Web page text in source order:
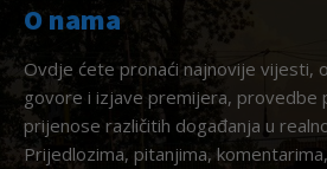
O nama
Ovdje ćete pronaći najnovije vijesti,
govore i izjave premijera, provedbe
prijenose različitih događanja u
Prijedlozima, pitanjima,